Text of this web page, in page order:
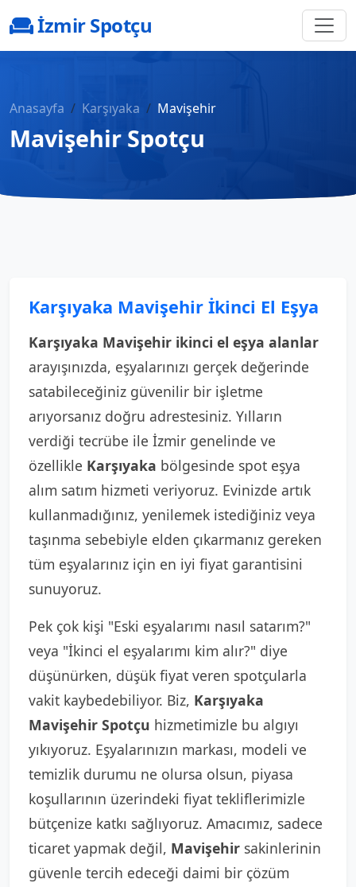
İzmir Spotçu
Anasayfa Karşıyaka Mavişehir
Mavişehir Spotçu
Karşıyaka Mavişehir İkinci El Eşya
Karşıyaka Mavişehir ikinci el eşya alanlar
arayışınızda, eşyalarınızı gerçek değerinde
satabileceğiniz güvenilir bir işletme
arıyorsanız doğru adrestesiniz. Yılların
verdiği tecrübe ile İzmir genelinde ve
özellikle Karşıyaka bölgesinde spot eşya
alım satım hizmeti veriyoruz. Evinizde artık
kullanmadığınız, yenilemek istediğiniz veya
taşınma sebebiyle elden çıkarmanız gereken
tüm eşyalarınız için en iyi fiyat garantisini
sunuyoruz.
Pek çok kişi "Eski eşyalarımı nasıl satarım?"
veya "İkinci el eşyalarımı kim alır?" diye
düşünürken, düşük fiyat veren spotçularla
vakit kaybedebiliyor. Biz, Karşıyaka
Mavişehir Spotçu hizmetimizle bu algıyı
yıkıyoruz. Eşyalarınızın markası, modeli ve
temizlik durumu ne olursa olsun, piyasa
koşullarının üzerindeki fiyat tekliflerimizle
bütçenize katkı sağlıyoruz. Amacımız, sadece
ticaret yapmak değil, Mavişehir sakinlerinin
güvenle tercih edeceği daimi bir çözüm